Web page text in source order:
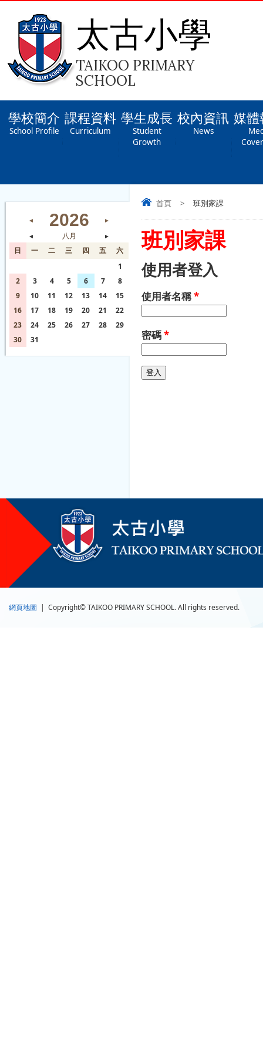
太古小學
TAIKOO PRIMARY
SCHOOL
學校簡介
School Profile
課程資料
Curriculum
學生成長
Student
Growth
校內資訊
News
媒
首頁 > 班別家課
班別家課
使用者登入
使用者名稱*
密碼*
◄ 2026
►
◄
八月 ►
日 一 二 三 四 五
六
1
2
3 4 5 6 7
8
9
10 11 12 13 14
15
16
17 18 19 20 21
22
23
24 25 26 27 28
29
30
31
網頁地圖 | Copyright© TAIKOO PRIMARY SCHOOL. All rights reserved.